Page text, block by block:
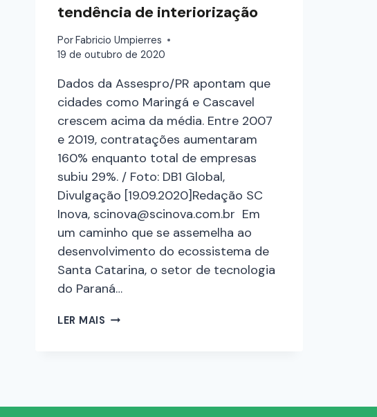
tendência de interiorização
PorFabricio Umpierres
19 de outubro de 2020
Dados da Assespro/PR apontam que
cidades como Maringá e Cascavel
crescem acima da média. Entre 2007
e 2019, contratações aumentaram
160% enquanto total de empresas
subiu 29%. / Foto: DB1 Global,
Divulgação [19.09.2020]Redação SC
Inova, scinova@scinova.com.br Em
um caminho que se assemelha ao
desenvolvimento do ecossistema de
Santa Catarina, o setor de tecnologia
do Paraná…
LER MAIS